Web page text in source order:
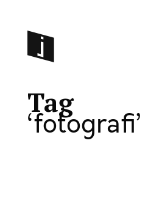
Tag
fotografi